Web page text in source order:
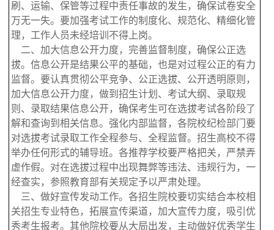
刷、运输、保管等过程中责任事故的发生，确保试卷安全
万无一失。要加强考试工作的制度化、规范化、精细化管
理，工作人员未经培训不得上岗。
二、加大信息公开力度，完善监督制度，确保公正选
拔。信息公开是结果公平的基础，也是对过程公正的有力
监督。要认真贯彻公平竞争、公正选拔、公开透明原则，
加大信息公开力度，做到招生计划、考试大纲、录取规
则、录取结果信息公开，确保考生可在选拔考试各阶段了
解和查询到相关信息。强化内部监督，各院校纪检部门要
对选拔考试录取工作全程参与、全程监督。招生高校不得
举办任何形式的辅导班。各推荐学校要严格把关，严禁弄
虚作假。对在选拔过程中出现舞弊等违法、违规行为，一
经查实，参照教育部有关规定予以严肃处理。
三、做好宣传发动工作。各招生院校要切实结合本校相
关招生专业特色，拓展宣传渠道，加大宣传力度，吸引优
秀考生报考。其他院校要从大局出发，主动做好优秀学生